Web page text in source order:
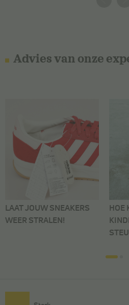
Advies van onze
LAAT JOUW SNEAKERS
WEER STRALEN!
HOE